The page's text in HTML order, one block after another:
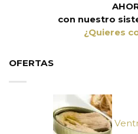
con nuestro
¿Quieres
OFERTAS